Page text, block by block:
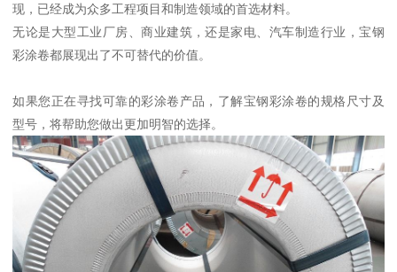
现，已经成为众多工程项目和制造领域的首选材料。
无论是大型工业厂房、商业建筑，还是家电、汽车制造行业，宝钢
彩涂卷都展现出了不可替代的价值。
如果您正在寻找可靠的彩涂卷产品，了解宝钢彩涂卷的规格尺寸及
型号，将帮助您做出更加明智的选择。